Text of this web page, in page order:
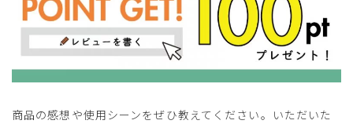
商品の感想や使用シーンをぜひ教えてください。いただいた